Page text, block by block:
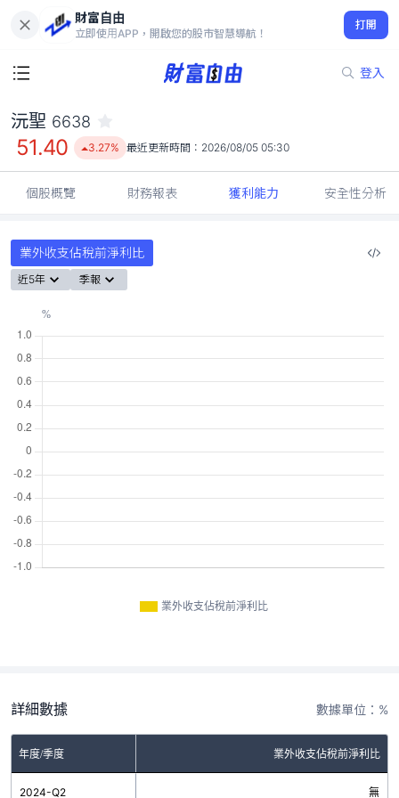
財富自由
立即使用APP，開啟您的股市智慧導航！
打開
登入
51.40
3.27%
沅聖 6638
51.40 3.27% 最近更新時間： 2026/08/05 05:30
個股概覽 財務報表 獲利能力 安全性分析
業外收支佔稅前淨利比
近5年 季報
業外收支佔稅前淨利比
詳細數據 數據單位：%
年度/季度 業外收支佔稅前淨利比
2024-Q2 無